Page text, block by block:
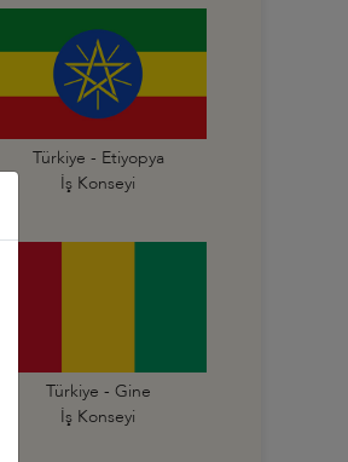
Türkiye - Etiyopya
İş Konseyi
Türkiye - Gine
İş Konseyi